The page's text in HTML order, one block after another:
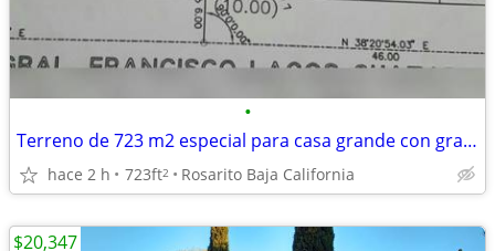
•
Terreno de 723 m2 especial para casa grande con gran patio o para depa
hace 2 h 723ft2 Rosarito Baja California
$20,347